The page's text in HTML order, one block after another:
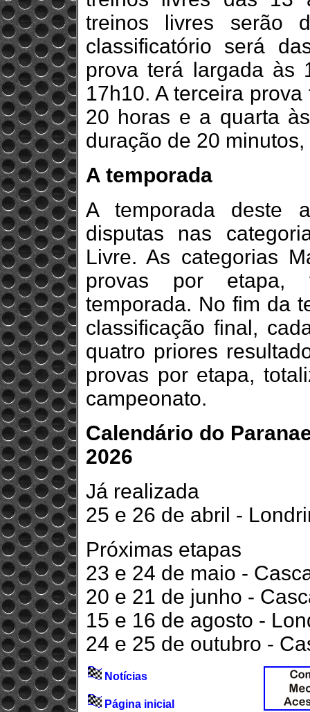
treinos livres serão
classificatório será
prova terá largada às
17h10. A terceira
20 horas e a quarta
duração de 20
A temporada
A temporada deste
disputas nas
Livre. As categorias
provas por etapa,
temporada. No fim da
classificação final,
quatro priores
provas por etapa,
campeonato.
Calendário do
2026
Já realizada
25 e 26 de abril -
Próximas etapas
23 e 24 de maio -
20 e 21 de junho -
15 e 16 de agosto -
24 e 25 de outubro -
Notícias
Página inicial